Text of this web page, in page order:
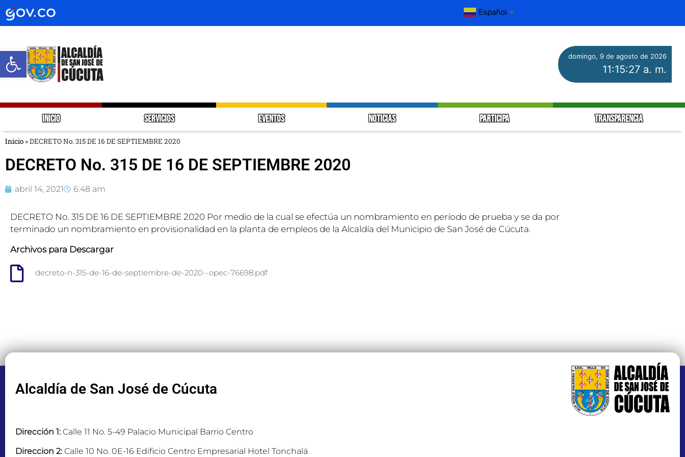
Abrir barra de herramientas
Español ▼
domingo, 9 de agosto de 2026
11:15:27 a. m.
INICIO SERVICIOS EVENTOS NOTICIAS PARTICIPA TRANSPARENCIA
Inicio »DECRETO No. 315 DE 16 DE SEPTIEMBRE 2020
DECRETO No. 315 DE 16 DE SEPTIEMBRE 2020
abril 14, 2021 6:48 am
DECRETO No. 315 DE 16 DE SEPTIEMBRE 2020 Por medio de la cual se efectúa un nombramiento en período de prueba y se da por
terminado un nombramiento en provisionalidad en la planta de empleos de la Alcaldía del Municipio de San José de Cúcuta.
Archivos para Descargar
decreto-n-315-de-16-de-septiembre-de-2020--opec-76698.pdf
Alcaldía de San José de Cúcuta
Dirección 1: Calle 11 No. 5-49 Palacio Municipal Barrio Centro
Direccion 2: Calle 10 No. 0E-16 Edificio Centro Empresarial Hotel Tonchalá